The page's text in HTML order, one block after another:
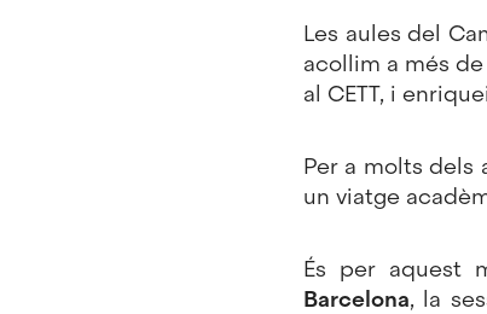
Les aules del
acollim a més
al CETT, i
Per a molts dels
un viatge
És per aquest
Barcelona, la